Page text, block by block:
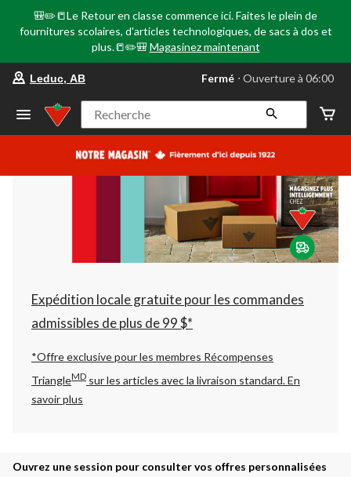
🎒✏️📒Le Retour en classe commence ici. Faites le plein de
fournitures scolaires, d'articles technologiques, de sacs à dos et
plus.📒✏️🎒 Magasinez maintenant
votre
préféré
Leduc,
AB,
courament
Ouverture
à
06:00
cliquer
pour
changer
Leduc, AB Fermé ⋅ Ouverture à 06:00
Recherche
Expédition locale gratuite pour les commandes
admissibles de plus de 99 $*
*Offre exclusive pour les membres Récompenses
TriangleMD sur les articles avec la livraison standard.En
savoir plus
Ouvrez une session pour consulter vos offres personnalisées